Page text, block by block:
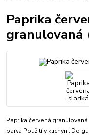
Paprika
granulovaná
Paprika červená
barva Použití v kuchyni: Do